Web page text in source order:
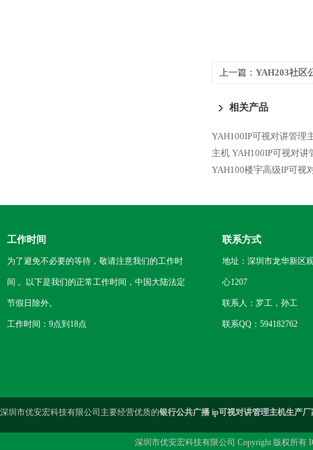
上一篇： YAH203社区
相关产品
YAH100IP可视对讲管理
主机 YAH100IP可视对讲
YAH100楼宇高级IP可视
工作时间
为了避免不必要的等待，敬请注意我们的工作时
间 。以下是我们的正常工作时间，中国大陆法定
节假日除外。
工作时间：9点到18点
联系方式
地址：深圳市龙华新区
心1207
联系人：罗工，孙工
联系QQ：594182762
深圳市优安宏科技有限公司主要经营优质的银行公共广播 ip可视对讲管理主机生产厂
深圳市优安宏科技有限公司 Copyright 版权所有